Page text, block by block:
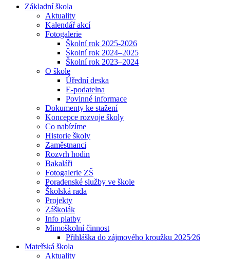
Základní škola
Aktuality
Kalendář akcí
Fotogalerie
Školní rok 2025-2026
Školní rok 2024–2025
Školní rok 2023–2024
O škole
Úřední deska
E-podatelna
Povinné informace
Dokumenty ke stažení
Koncepce rozvoje školy
Co nabízíme
Historie školy
Zaměstnanci
Rozvrh hodin
Bakaláři
Fotogalerie ZŠ
Poradenské služby ve škole
Školská rada
Projekty
Záškolák
Info platby
Mimoškolní činnost
Přihláška do zájmového kroužku 2025⁄26
Mateřská škola
Aktuality